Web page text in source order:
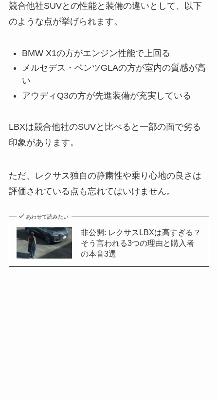
競合他社SUVとの性能と装備の違いとして、以下
のような点が挙げられます。
BMW X1の方がエンジン性能で上回る
メルセデス・ベンツGLAの方が室内の質感が高
い
アウディQ3の方が先進装備が充実している
LBXは競合他社のSUVと比べると一部の面で劣る
印象があります。
ただ、レクサス独自の静粛性や乗り心地の良さは
評価されている点も忘れてはいけません。
あわせて読みたい
非公開: レクサスLBXは高すぎる？
そう言われる3つの理由と購入者
の本音3選